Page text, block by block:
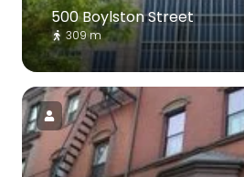
500 Boylston Street
309 m